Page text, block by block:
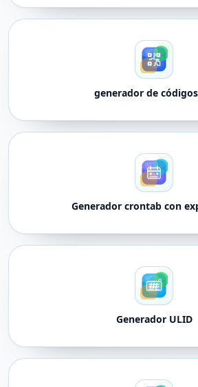
generador de códigos
Generador crontab con
Generador ULID